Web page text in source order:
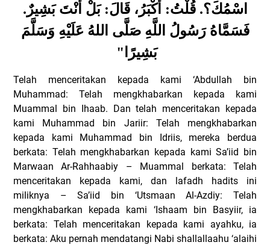
اسْمُكَ؟. قُلْتُ: أَكْبَرُ، قَالَ: بَلْ أَنْتَ بَشِيرٌ.
فَسَمَّاهُ رَسُولُ اللَّهِ صَلَّى اللهُ عَلَيْهِ وَسَلَّمَ
بَشِيرًا "
Telah menceritakan kepada kami ‘Abdullah bin
Muhammad: Telah mengkhabarkan kepada kami
Muammal bin Ihaab. Dan telah menceritakan kepada
kami Muhammad bin Jariir: Telah mengkhabarkan
kepada kami Muhammad bin Idriis, mereka berdua
berkata: Telah mengkhabarkan kepada kami Sa’iid bin
Marwaan Ar-Rahhaabiy – Muammal berkata: Telah
menceritakan kepada kami, dan lafadh hadits ini
miliknya – Sa’iid bin ‘Utsmaan Al-Azdiy: Telah
mengkhabarkan kepada kami ‘Ishaam bin Basyiir, ia
berkata: Telah menceritakan kepada kami ayahku, ia
berkata: Aku pernah mendatangi Nabi shallallaahu ‘alaihi